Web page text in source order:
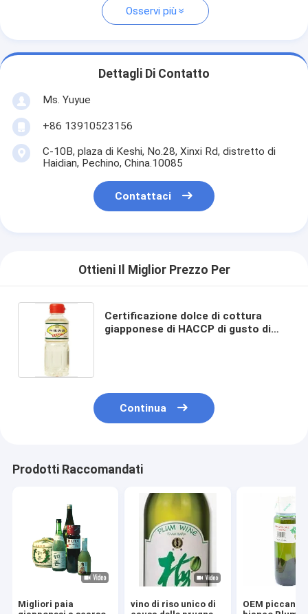
Osservi più
Dettagli Di Contatto
Ms. Yuyue
+86 13910523156
C-10B, plaza di Keshi, No.28, Xinxi Rd, distretto di
Haidian, Pechino, China.10085
Contattaci
Ottieni Il Miglior Prezzo Per
Certificazione dolce di cottura
giapponese di HACCP di gusto di
Continua
Prodotti Raccomandati
Migliori paia
vino di riso unico di
OEM piccante